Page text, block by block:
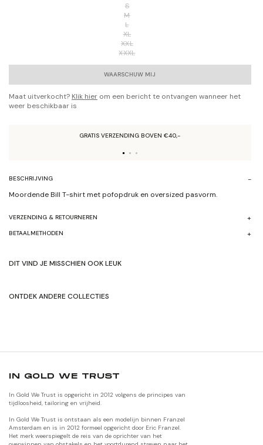
S
M
L
XL
XXL
XXXL
WAARSCHUW MIJ
Maat uitverkocht? Klik hier om een bericht te ontvangen wanneer het
weer beschikbaar is
GRATIS VERZENDING BOVEN €40,-
BESCHRIJVING
Moordende Bill T-shirtmet pofopdruk en oversized pasvorm.
VERZENDING & RETOURNEREN
BETAALMETHODEN
DIT VIND JE MISSCHIEN OOK LEUK
ONTDEK ANDERE COLLECTIES
IN GOLD WE TRUST
In Gold We Trust is opgericht in 2012 volgens de principes van
tijdloosheid, tailoring en vrijheid.
In Gold We Trust is ontstaan als een modelijn binnen Franzel
Amsterdam en is in 2012 formeel opgericht door Eric Franzel.
Het merk weerspiegelt de reis van de oprichter van het